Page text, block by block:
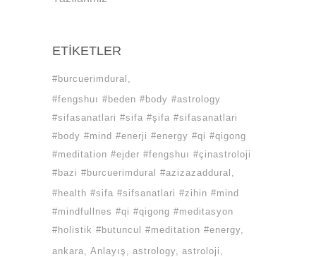
ETIKETLER
#burcuerimdural
#fengshuı #beden #body #astrology
#sifasanatlari #sifa #şifa #sifasanatlari
#body #mind #enerji #energy #qi #qigong
#meditation #ejder #fengshuı #çinastroloji
#bazi #burcuerimdural #azizazaddural
#health #sifa #sifsanatlari #zihin #mind
#mindfullnes #qi #qigong #meditasyon
#holistik #butuncul #meditation #energy
ankara
Anlayış astrology astroloji